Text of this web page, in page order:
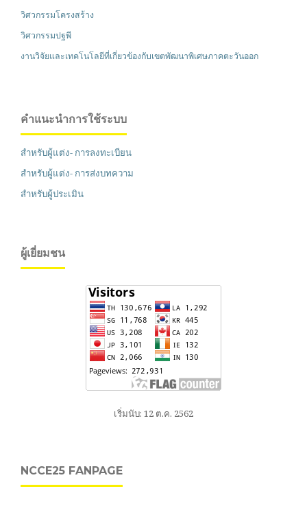
วิศวกรรมโครงสร้าง
วิศวกรรมปฐพี
งานวิจัยและเทคโนโลยีที่เกี่ยวข้องกับเขตพัฒนาพิเศษภาคตะวันออก
คำแนะนำการใช้ระบบ
สำหรับผู้แต่ง- การลงทะเบียน
สำหรับผู้แต่ง- การส่งบทความ
สำหรับผู้ประเมิน
ผู้เยี่ยมชน
เริ่มนับ: 12 ต.ค. 2562
NCCE25 FANPAGE